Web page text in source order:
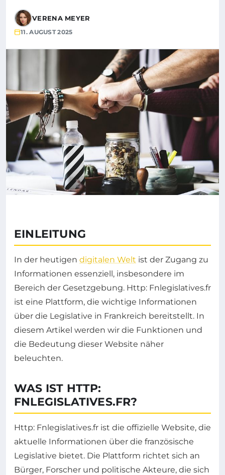
VERENA MEYER
11. AUGUST 2025
EINLEITUNG
In der heutigen digitalen Welt ist der Zugang zu
Informationen essenziell, insbesondere im
Bereich der Gesetzgebung. Http: Fnlegislatives.fr
ist eine Plattform, die wichtige Informationen
über die Legislative in Frankreich bereitstellt. In
diesem Artikel werden wir die Funktionen und
die Bedeutung dieser Website näher
beleuchten.
WAS IST HTTP:
FNLEGISLATIVES.FR?
Http: Fnlegislatives.fr ist die offizielle Website, die
aktuelle Informationen über die französische
Legislative bietet. Die Plattform richtet sich an
Bürger, Forscher und politische Akteure, die sich